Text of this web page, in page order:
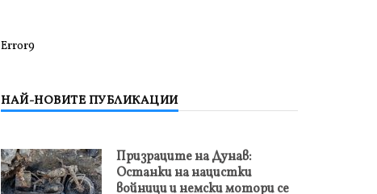
Error9
НАЙ-НОВИТЕ ПУБЛИКАЦИИ
Призраците на Дунав:
Останки на нацистки
войници и немски мотори се